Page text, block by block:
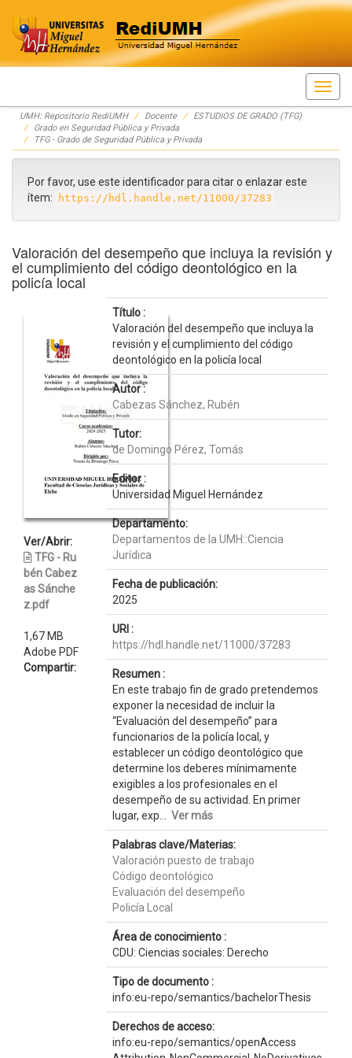
Skip
navigation
UMH: Repositorio RediUMH Docente
ESTUDIOS DE GRADO (TFG)
Grado en Seguridad Pública y Privada
TFG - Grado de Seguridad Pública y Privada
Por favor, use este identificador para citar o enlazar este
ítem:
https://hdl.handle.net/11000/37283
Valoración del desempeño que incluya la revisión y
el cumplimiento del código deontológico en la
policía local
Ver/Abrir:
TFG - Ru
bén Cabez
as Sánche
z.pdf
1,67 MB
Adobe PDF
Compartir:
Título :
Valoración del desempeño que incluya la
revisión y el cumplimiento del código
deontológico en la policía local
Autor :
Cabezas Sánchez, Rubén
Tutor:
de Domingo Pérez, Tomás
Editor :
Universidad Miguel Hernández
Departamento:
Departamentos de la UMH::Ciencia
Jurídica
Fecha de publicación:
2025
URI :
https://hdl.handle.net/11000/37283
Resumen :
En este trabajo fin de grado pretendemos
exponer la necesidad de incluir la
“Evaluación del desempeño” para
funcionarios de la policía local, y
establecer un código deontológico que
determine los deberes mínimamente
exigibles a los profesionales en el
desempeño de su actividad. En primer
lugar, exp... Ver más
Palabras clave/Materias:
Valoración puesto de trabajo
Código deontológico
Evaluación del desempeño
Policía Local
Área de conocimiento :
CDU: Ciencias sociales: Derecho
Tipo de documento :
info:eu-repo/semantics/bachelorThesis
Derechos de acceso:
info:eu-repo/semantics/openAccess